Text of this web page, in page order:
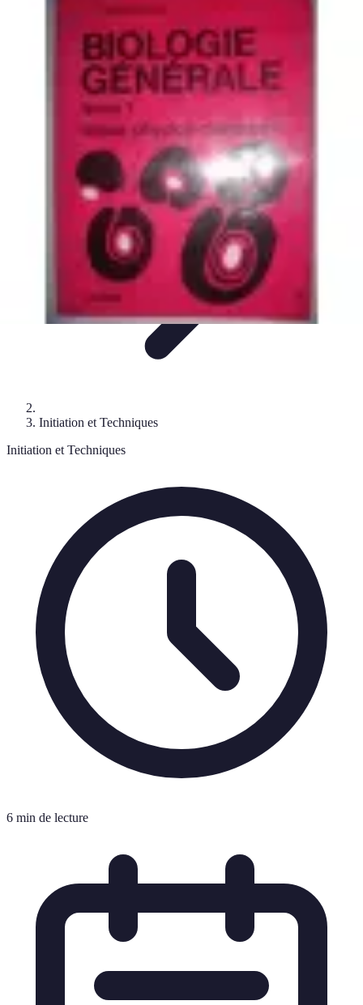
Entraînement et TechniquesTechniques et
Équipement TendancesÉquipement et Terrain
Tout sur le Padel
Initiation et Techniques
Initiation et Techniques
6 min de lecture